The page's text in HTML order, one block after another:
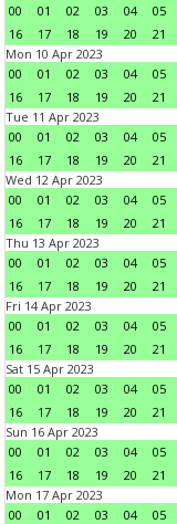
00
01 02 03 04 05
16
17 18 19 20 21
Mon 10 Apr 2023
00
01 02 03 04 05
16
17 18 19 20 21
Tue 11 Apr 2023
00
01 02 03 04 05
16
17 18 19 20 21
Wed 12 Apr 2023
00
01 02 03 04 05
16
17 18 19 20 21
Thu 13 Apr 2023
00
01 02 03 04 05
16
17 18 19 20 21
Fri 14 Apr 2023
00
01 02 03 04 05
16
17 18 19 20 21
Sat 15 Apr 2023
00
01 02 03 04 05
16
17 18 19 20 21
Sun 16 Apr 2023
00
01 02 03 04 05
16
17 18 19 20 21
Mon 17 Apr 2023
00
01 02 03 04 05